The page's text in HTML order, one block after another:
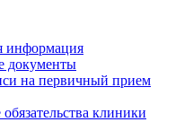
информация
документы
на первичный прием
клиники